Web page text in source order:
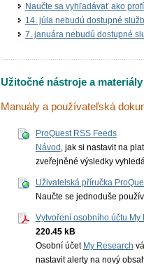
Naučte sa vyhľadávať ako
14. júla nebudú dostupné
7. januára nebudú dostupné
Užitočné nástroje a materiály
Manuály a používateľská
ProQuest RSS Feeds
Návod , jak si nastavit na
zveřejněné výsledky
Uživatelská příručka
Naučte se jednoduše
Vytvoření osobního účtu My
220.45 kB
Osobní účet My Research
nastavit alerty na nový